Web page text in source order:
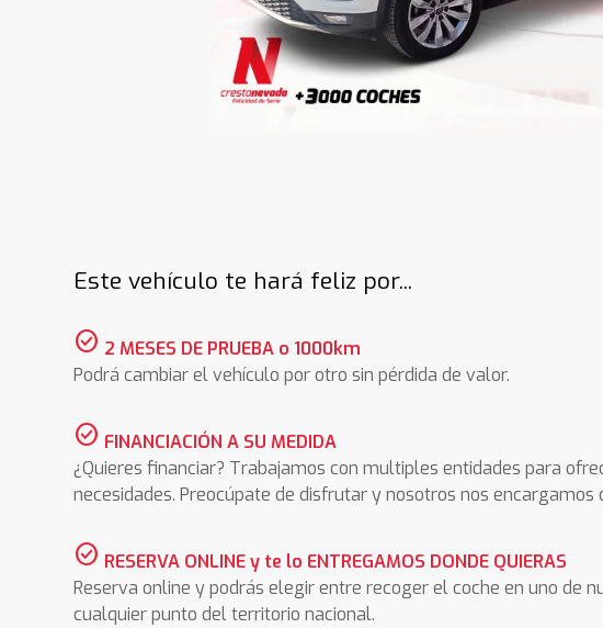
Este vehículo te hará feliz por...
check_circle 2 MESES DE PRUEBA o 1000km
Podrá cambiar el vehículo por otro sin pérdida de valor.
check_circle FINANCIACIÓN A SU MEDIDA
¿Quieres financiar? Trabajamos con multiples entidades para
necesidades. Preocúpate de disfrutar y nosotros nos encargamos
check_circle RESERVA ONLINE y te lo ENTREGAMOS DONDE QUIERAS
Reserva online y podrás elegir entre recoger el coche en uno de
cualquier punto del territorio nacional.